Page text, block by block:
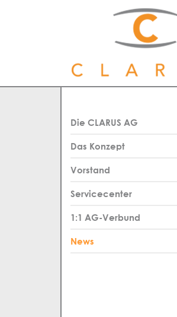
Die CLARUS AG
Das Konzept
Vorstand
Servicecenter
1:1 AG-Verbund
News